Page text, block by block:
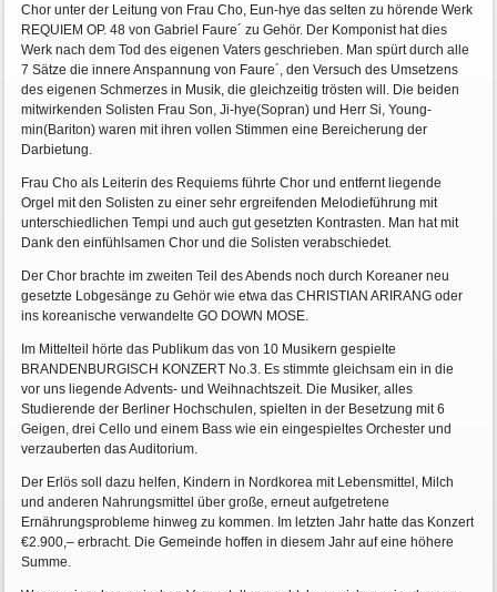
Chor unter der Leitung von Frau Cho, Eun-hye das selten zu hörende Werk
REQUIEM OP. 48 von Gabriel Faure´ zu Gehör. Der Komponist hat dies
Werk nach dem Tod des eigenen Vaters geschrieben. Man spürt durch alle
7 Sätze die innere Anspannung von Faure´, den Versuch des Umsetzens
des eigenen Schmerzes in Musik, die gleichzeitig trösten will. Die beiden
mitwirkenden Solisten Frau Son, Ji-hye(Sopran) und Herr Si, Young-
min(Bariton) waren mit ihren vollen Stimmen eine Bereicherung der
Darbietung.
Frau Cho als Leiterin des Requiems führte Chor und entfernt liegende
Orgel mit den Solisten zu einer sehr ergreifenden Melodieführung mit
unterschiedlichen Tempi und auch gut gesetzten Kontrasten. Man hat mit
Dank den einfühlsamen Chor und die Solisten verabschiedet.
Der Chor brachte im zweiten Teil des Abends noch durch Koreaner neu
gesetzte Lobgesänge zu Gehör wie etwa das CHRISTIAN ARIRANG oder
ins koreanische verwandelte GO DOWN MOSE.
Im Mittelteil hörte das Publikum das von 10 Musikern gespielte
BRANDENBURGISCH KONZERT No.3. Es stimmte gleichsam ein in die
vor uns liegende Advents- und Weihnachtszeit. Die Musiker, alles
Studierende der Berliner Hochschulen, spielten in der Besetzung mit 6
Geigen, drei Cello und einem Bass wie ein eingespieltes Orchester und
verzauberten das Auditorium.
Der Erlös soll dazu helfen, Kindern in Nordkorea mit Lebensmittel, Milch
und anderen Nahrungsmittel über große, erneut aufgetretene
Ernährungsprobleme hinweg zu kommen. Im letzten Jahr hatte das Konzert
€2.900,– erbracht. Die Gemeinde hoffen in diesem Jahr auf eine höhere
Summe.